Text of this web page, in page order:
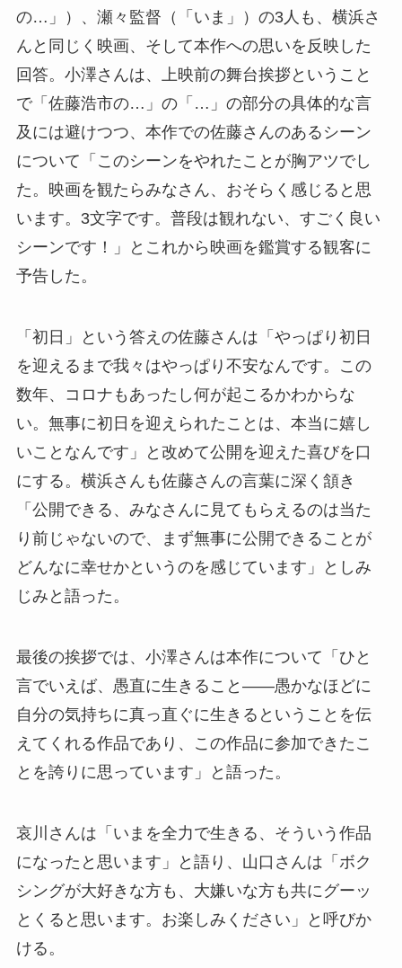
の…」）、瀬々監督（「いま」）の3人も、横浜さ
んと同じく映画、そして本作への思いを反映した
回答。小澤さんは、上映前の舞台挨拶ということ
で「佐藤浩市の…」の「…」の部分の具体的な言
及には避けつつ、本作での佐藤さんのあるシーン
について「このシーンをやれたことが胸アツでし
た。映画を観たらみなさん、おそらく感じると思
います。3文字です。普段は観れない、すごく良い
シーンです！」とこれから映画を鑑賞する観客に
予告した。
「初日」という答えの佐藤さんは「やっぱり初日
を迎えるまで我々はやっぱり不安なんです。この
数年、コロナもあったし何が起こるかわからな
い。無事に初日を迎えられたことは、本当に嬉し
いことなんです」と改めて公開を迎えた喜びを口
にする。横浜さんも佐藤さんの言葉に深く頷き
「公開できる、みなさんに見てもらえるのは当た
り前じゃないので、まず無事に公開できることが
どんなに幸せかというのを感じています」としみ
じみと語った。
最後の挨拶では、小澤さんは本作について「ひと
言でいえば、愚直に生きること――愚かなほどに
自分の気持ちに真っ直ぐに生きるということを伝
えてくれる作品であり、この作品に参加できたこ
とを誇りに思っています」と語った。
哀川さんは「いまを全力で生きる、そういう作品
になったと思います」と語り、山口さんは「ボク
シングが大好きな方も、大嫌いな方も共にグーッ
とくると思います。お楽しみください」と呼びか
ける。